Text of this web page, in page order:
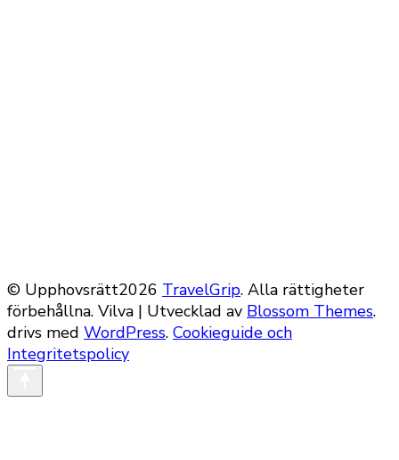
© Upphovsrätt2026 TravelGrip. Alla rättigheter
förbehållna. Vilva | Utvecklad av Blossom Themes.
drivs med WordPress. Cookieguide och
Integritetspolicy